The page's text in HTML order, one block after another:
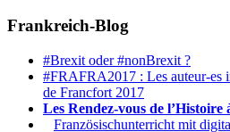
Frankreich-Blog
#Brexit oder #nonBrexit ?
#FRAFRA2017 : Les auteur-es
de Francfort 2017
Les Rendez-vous de l’Histoire
Französischunterricht mit